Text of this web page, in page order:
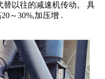
替以往的减速机传动。 具
～30%,加压增 .